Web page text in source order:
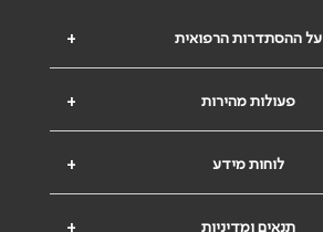
+ על ההסתדרות הרפואית
+ פעולות מהירות
+ לוחות מידע
+ תנאים ומדיניות